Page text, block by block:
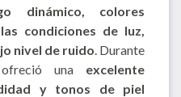
dinámico, colores
condiciones de luz,
nivel de ruido. Durante
una excelente
y tonos de piel